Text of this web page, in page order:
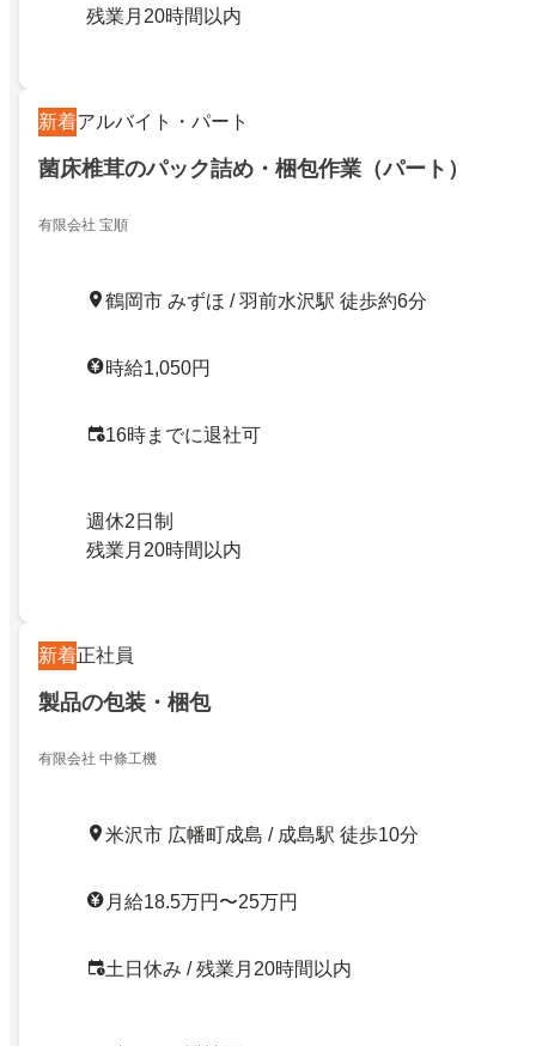
残業月20時間以内
新着アルバイト・パート
菌床椎茸のパック詰め・梱包作業（パート）
有限会社 宝順
鶴岡市 みずほ / 羽前水沢駅 徒歩約6分
時給1,050円
16時までに退社可
週休2日制
残業月20時間以内
新着正社員
製品の包装・梱包
有限会社 中條工機
米沢市 広幡町成島 / 成島駅 徒歩10分
月給18.5万円〜25万円
土日休み / 残業月20時間以内